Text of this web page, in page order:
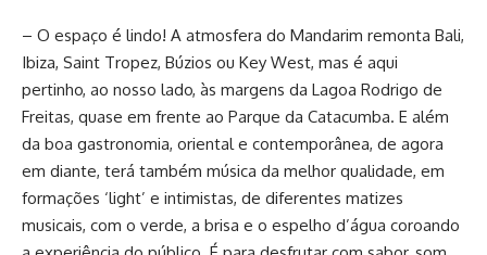
– O espaço é lindo! A atmosfera do Mandarim remonta Bali,
Ibiza, Saint Tropez, Búzios ou Key West, mas é aqui
pertinho, ao nosso lado, às margens da Lagoa Rodrigo de
Freitas, quase em frente ao Parque da Catacumba. E além
da boa gastronomia, oriental e contemporânea, de agora
em diante, terá também música da melhor qualidade, em
formações ‘light’ e intimistas, de diferentes matizes
musicais, com o verde, a brisa e o espelho d’água coroando